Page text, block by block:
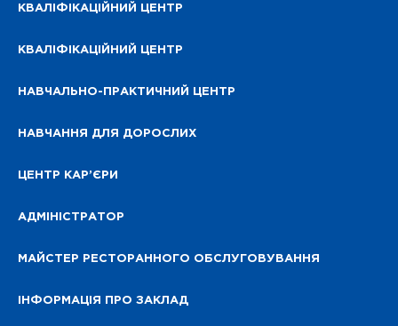
КВАЛІФІКАЦІЙНИЙ ЦЕНТР
КВАЛІФІКАЦІЙНИЙ ЦЕНТР
НАВЧАЛЬНО-ПРАКТИЧНИЙ ЦЕНТР
НАВЧАННЯ ДЛЯ ДОРОСЛИХ
ЦЕНТР КАР’ЄРИ
АДМІНІСТРАТОР
МАЙСТЕР РЕСТОРАННОГО ОБСЛУГОВУВАННЯ
ІНФОРМАЦІЯ ПРО ЗАКЛАД